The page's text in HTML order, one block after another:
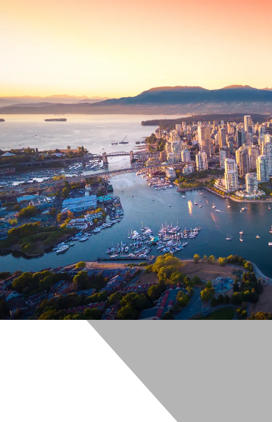
Mit dem Klick auf „geht klar” ermöglichen Sie uns Ihnen
personalisierte Werbung und passende Angebote
Anpassen Geht klar
Datenschutzerklärung
Cookierichtlinie Impressum
« zurück
Ihre Cookie-Präferenzen verwalten
Wählen Sie, welche Cookies Sie auf check24.de
Die Cookierichtlinie finden Siehier.
Notwendig